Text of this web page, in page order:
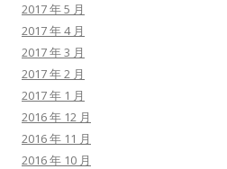
2017 年 5 月
2017 年 4 月
2017 年 3 月
2017 年 2 月
2017 年 1 月
2016 年 12 月
2016 年 11 月
2016 年 10 月